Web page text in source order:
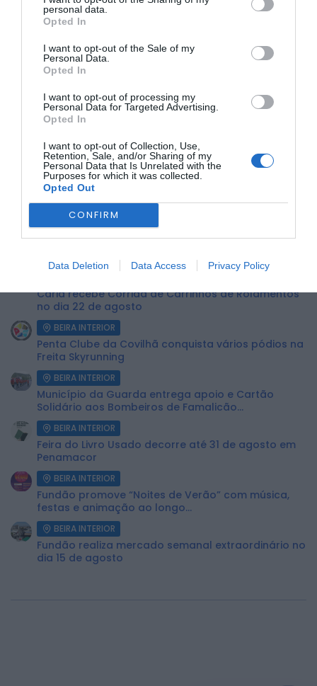
personal data.
Opted In
I want to opt-out of the Sale of my
Personal Data.
Opted In
I want to opt-out of processing my
Personal Data for Targeted Advertising.
Opted In
I want to opt-out of Collection, Use,
Retention, Sale, and/or Sharing of my
Personal Data that Is Unrelated with the
Purposes for which it was collected.
Opted Out
CONFIRM
Data Deletion Data Access Privacy Policy
A GNR, através do SEPNA, sublinha a sua missão diária na
população para que denuncie qualquer situação de maus-
tratos ou abandono. Para tal, encontra-se disponível a
Linha SOS Ambiente e Território, através do número 808
200 520, a funcionar 24 horas por dia.
Foto – GNR – Grupo Territorial da Guarda
ÚLTIMA HORA:
DESPORTO
camisola amarela em jogo...
Caria recebe Corrida de Carrinhos de Rolamentos
no dia 22 de agosto
BEIRA INTERIOR
Penta Clube da Covilhã conquista vários pódios na
Freita Skyrunning
BEIRA INTERIOR
Município da Guarda entrega apoio e Cartão
Solidário aos Bombeiros de Famalicão...
BEIRA INTERIOR
Feira do Livro Usado decorre até 31 de agosto em
Penamacor
BEIRA INTERIOR
Fundão promove “Noites de Verão” com música,
festas e animação ao longo...
BEIRA INTERIOR
Fundão realiza mercado semanal extraordinário no
dia 15 de agosto